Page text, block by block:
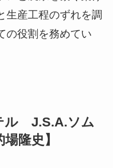
生産工程のずれを調
の役割を務めてい
ル J.S.A.ソム
隆史】